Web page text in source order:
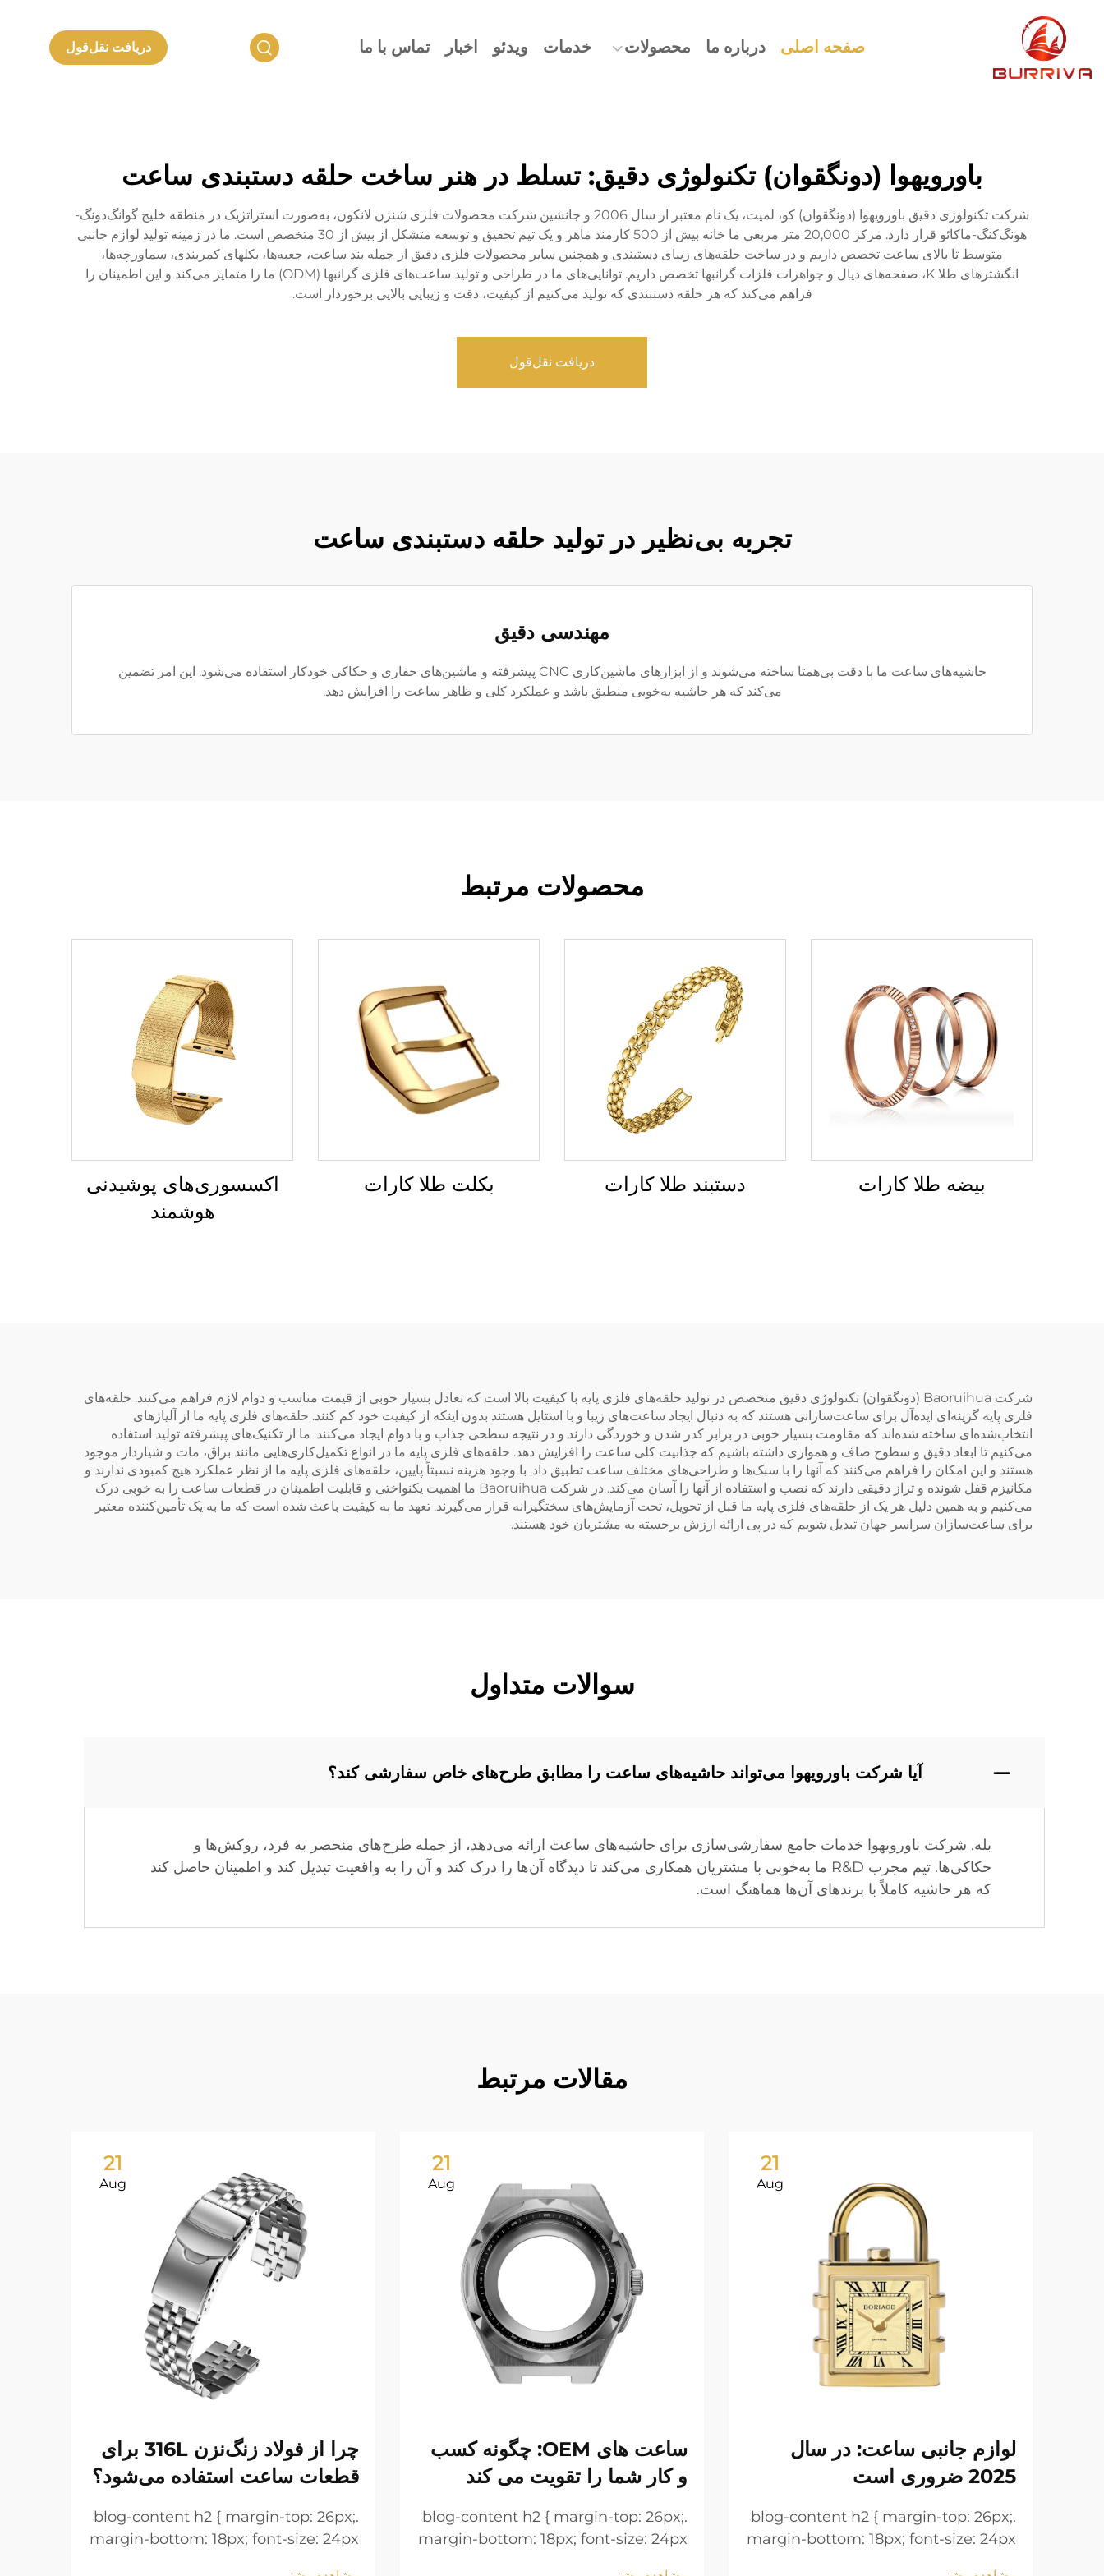
صفحه اصلی درباره ما محصولات خدمات ویدئو اخبار تماس با ما دریافت نقل‌قول
باورویهوا (دونگقوان) تکنولوژی دقیق: تسلط در هنر ساخت حلقه دستبندی ساعت
شرکت تکنولوژی دقیق باورویهوا (دونگقوان) کو، لمیت، یک نام معتبر از سال 2006 و جانشین شرکت محصولات فلزی شنژن لانکون، به‌صورت استراتژیک در منطقه خلیج گوانگ‌دونگ-
هونگ‌کنگ-ماکائو قرار دارد. مرکز 20,000 متر مربعی ما خانه بیش از 500 کارمند ماهر و یک تیم تحقیق و توسعه متشکل از بیش از 30 متخصص است. ما در زمینه تولید لوازم جانبی
متوسط تا بالای ساعت تخصص داریم و در ساخت حلقه‌های زیبای دستبندی و همچنین سایر محصولات فلزی دقیق از جمله بند ساعت، جعبه‌ها، بکلهای کمربندی، سماورچه‌ها،
انگشترهای طلا K، صفحه‌های دیال و جواهرات فلزات گرانبها تخصص داریم. توانایی‌های ما در طراحی و تولید ساعت‌های فلزی گرانبها (ODM) ما را متمایز می‌کند و این اطمینان را
فراهم می‌کند که هر حلقه دستبندی که تولید می‌کنیم از کیفیت، دقت و زیبایی بالایی برخوردار است.
دریافت نقل‌قول
تجربه بی‌نظیر در تولید حلقه دستبندی ساعت
مهندسی دقیق
حاشیه‌های ساعت ما با دقت بی‌همتا ساخته می‌شوند و از ابزارهای ماشین‌کاری CNC پیشرفته و ماشین‌های حفاری و حکاکی خودکار استفاده می‌شود. این امر تضمین
می‌کند که هر حاشیه به‌خوبی منطبق باشد و عملکرد کلی و ظاهر ساعت را افزایش دهد.
محصولات مرتبط
بیضه طلا کارات دستبند طلا کارات بکلت طلا کارات
اکسسوری‌های پوشیدنی
هوشمند
شرکت Baoruihua (دونگقوان) تکنولوژی دقیق متخصص در تولید حلقه‌های فلزی پایه با کیفیت بالا است که تعادل بسیار خوبی از قیمت مناسب و دوام لازم فراهم می‌کنند. حلقه‌های
فلزی پایه گزینه‌ای ایده‌آل برای ساعت‌سازانی هستند که به دنبال ایجاد ساعت‌های زیبا و با استایل هستند بدون اینکه از کیفیت خود کم کنند. حلقه‌های فلزی پایه ما از آلیاژهای
انتخاب‌شده‌ای ساخته شده‌اند که مقاومت بسیار خوبی در برابر کدر شدن و خوردگی دارند و در نتیجه سطحی جذاب و با دوام ایجاد می‌کنند. ما از تکنیک‌های پیشرفته تولید استفاده
می‌کنیم تا ابعاد دقیق و سطوح صاف و همواری داشته باشیم که جذابیت کلی ساعت را افزایش دهد. حلقه‌های فلزی پایه ما در انواع تکمیل‌کاری‌هایی مانند براق، مات و شیاردار موجود
هستند و این امکان را فراهم می‌کنند که آنها را با سبک‌ها و طراحی‌های مختلف ساعت تطبیق داد. با وجود هزینه نسبتاً پایین، حلقه‌های فلزی پایه ما از نظر عملکرد هیچ کمبودی ندارند و
مکانیزم قفل شونده و تراز دقیقی دارند که نصب و استفاده از آنها را آسان می‌کند. در شرکت Baoruihua ما اهمیت یکنواختی و قابلیت اطمینان در قطعات ساعت را به خوبی درک
می‌کنیم و به همین دلیل هر یک از حلقه‌های فلزی پایه ما قبل از تحویل، تحت آزمایش‌های سختگیرانه قرار می‌گیرند. تعهد ما به کیفیت باعث شده است که ما به یک تأمین‌کننده معتبر
برای ساعت‌سازان سراسر جهان تبدیل شویم که در پی ارائه ارزش برجسته به مشتریان خود هستند.
سوالات متداول
آیا شرکت باورویهوا می‌تواند حاشیه‌های ساعت را مطابق طرح‌های خاص سفارشی کند؟
بله. شرکت باورویهوا خدمات جامع سفارشی‌سازی برای حاشیه‌های ساعت ارائه می‌دهد، از جمله طرح‌های منحصر به فرد، روکش‌ها و
حکاکی‌ها. تیم مجرب R&D ما به‌خوبی با مشتریان همکاری می‌کند تا دیدگاه آن‌ها را درک کند و آن را به واقعیت تبدیل کند و اطمینان حاصل کند
که هر حاشیه کاملاً با برندهای آن‌ها هماهنگ است.
مقالات مرتبط
21
Aug
لوازم جانبی ساعت: در سال
2025 ضروری است
.blog-content h2 { margin-top: 26px;
margin-bottom: 18px; font-size: 24px
21
Aug
ساعت های OEM: چگونه کسب
و کار شما را تقویت می کند
.blog-content h2 { margin-top: 26px;
margin-bottom: 18px; font-size: 24px
21
Aug
چرا از فولاد زنگ‌نزن 316L برای
قطعات ساعت استفاده می‌شود؟
.blog-content h2 { margin-top: 26px;
margin-bottom: 18px; font-size: 24px